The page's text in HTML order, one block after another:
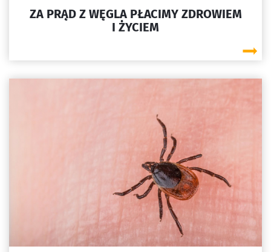
ZA PRĄD Z WĘGLA PŁACIMY ZDROWIEM
I ŻYCIEM